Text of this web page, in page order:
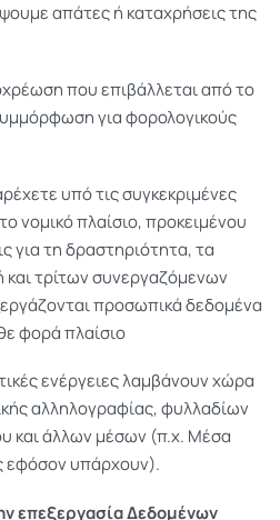
απάτες ή καταχρήσεις της
που επιβάλλεται από το
για φορολογικούς
υπό τις συγκεκριμένες
νομικό πλαίσιο, προκειμένου
για τη δραστηριότητα, τα
και τρίτων συνεργαζόμενων
προσωπικά δεδομένα
φορά πλαίσιο
ενέργειες λαμβάνουν χώρα
αλληλογραφίας, φυλλαδίων
και άλλων μέσων (π.χ. Μέσα
εφόσον υπάρχουν).
επεξεργασία Δεδομένων